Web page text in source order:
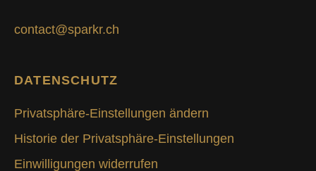
contact@sparkr.ch
DATENSCHUTZ
Privatsphäre-Einstellungen ändern
Historie der Privatsphäre-Einstellungen
Einwilligungen widerrufen